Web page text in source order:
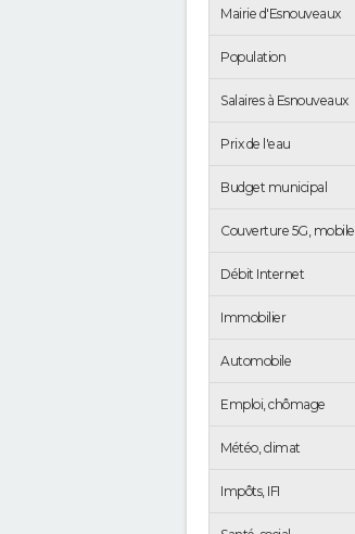
Mairie d'Esnouveaux
Population
Salaires à Esnouveaux
Prix de l'eau
Budget municipal
Couverture 5G, mobile
Débit Internet
Immobilier
Automobile
Emploi, chômage
Météo, climat
Impôts, IFI